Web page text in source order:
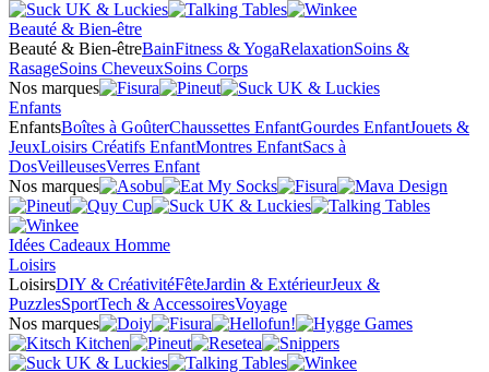
Beauté & Bien-être
Beauté & Bien-êtreBainFitness & YogaRelaxationSoins &
RasageSoins CheveuxSoins Corps
Nos marques
Enfants
EnfantsBoîtes à GoûterChaussettes EnfantGourdes EnfantJouets &
JeuxLoisirs Créatifs EnfantMontres EnfantSacs à
DosVeilleusesVerres Enfant
Nos marques
Idées Cadeaux Homme
Loisirs
LoisirsDIY & CréativitéFêteJardin & ExtérieurJeux &
PuzzlesSportTech & AccessoiresVoyage
Nos marques